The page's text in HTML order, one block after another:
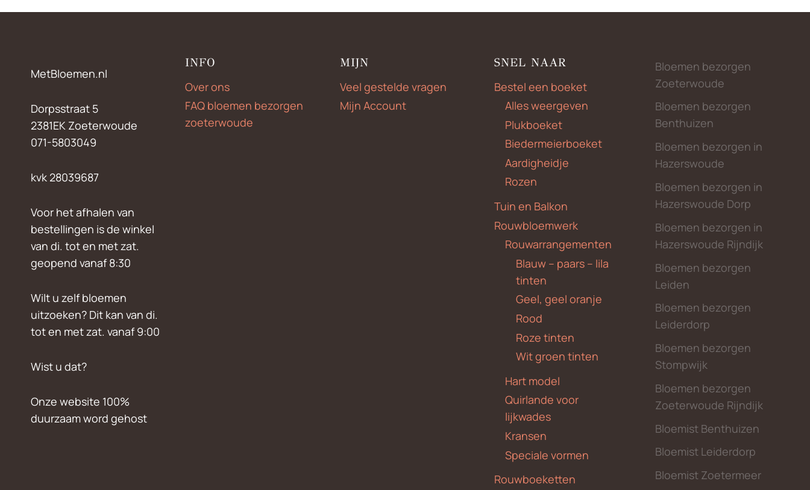
MetBloemen.nl
Dorpsstraat 5
2381EK Zoeterwoude
071-5803049
kvk 28039687
Voor het afhalen van
bestellingen is de winkel
van di. tot en met zat.
geopend vanaf 8:30
Wilt u zelf bloemen
uitzoeken? Dit kan van di.
tot en met zat. vanaf 9:00
Wist u dat?
Onze website 100%
duurzaam word gehost
INFO
Over ons
FAQ bloemen bezorgen
zoeterwoude
MIJN
Veel gestelde vragen
Mijn Account
SNEL NAAR
Bestel een boeket
Alles weergeven
Plukboeket
Biedermeierboeket
Aardigheidje
Rozen
Tuin en Balkon
Rouwbloemwerk
Rouwarrangementen
Blauw – paars – lila
tinten
Geel, geel oranje
Rood
Roze tinten
Wit groen tinten
Hart model
Quirlande voor
lijkwades
Kransen
Speciale vormen
Rouwboeketten
Bloemen bezorgen
Zoeterwoude
Bloemen bezorgen
Benthuizen
Bloemen bezorgen in
Hazerswoude
Bloemen bezorgen in
Hazerswoude Dorp
Bloemen bezorgen in
Hazerswoude Rijndijk
Bloemen bezorgen
Leiden
Bloemen bezorgen
Leiderdorp
Bloemen bezorgen
Stompwijk
Bloemen bezorgen
Zoeterwoude Rijndijk
Bloemist Benthuizen
Bloemist Leiderdorp
Bloemist Zoetermeer